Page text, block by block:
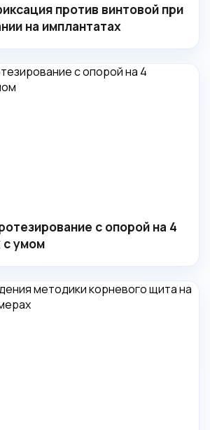
против винтовой при
на имплантатах
с опорой на 4
с умом